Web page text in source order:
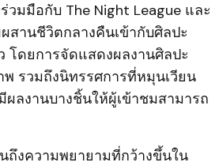
วมมือกับ The Night League และ
สานชีวิตกลางคืนเข้ากับศิลปะ
โดยการจัดแสดงผลงานศิลปะ
รวมถึงนิทรรศการที่หมุนเวียน
ลงานบางชิ้นให้ผู้เข้าชมสามารถ
ถึงความพยายามที่กว้างขึ้นใน